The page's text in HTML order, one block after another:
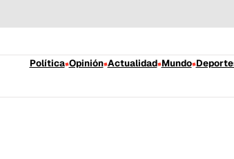
Política Opinión Actualidad Mundo